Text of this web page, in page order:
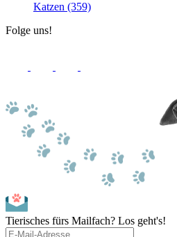
Katzen (359)
Folge uns!
Tierisches fürs Mailfach? Los geht's!